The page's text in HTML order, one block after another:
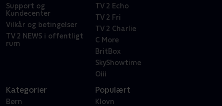
Support og
Kundecenter
Vilkår og betingelser
TV 2 NEWS i offentligt
rum
TV 2 Echo
TV 2 Fri
TV 2 Charlie
C More
BritBox
SkyShowtime
Oiii
Kategorier
Børn
Populært
Klovn